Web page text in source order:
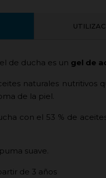
de ducha es un gel de
naturales nutritivos
de la piel.
con el 53 % de
suave.
de 3 años